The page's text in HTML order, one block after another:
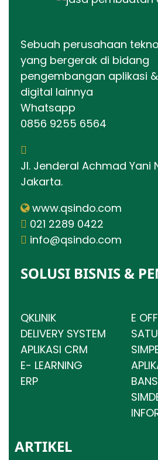
Sebuah perusahaan
yang bergerak di bidang
pengembangan aplikasi
digital lainnya
Whatsapp
0856 9255 6564
Jl. Jenderal Achmad Yani
Jakarta.
www.qsindo.com
021 2289 0422
info@qsindo.com
SOLUSI BISNIS &
QKLINIK
DELIVERY SYSTEM
APLIKASI CRM
E- LEARNING
ERP
E
ARTIKEL